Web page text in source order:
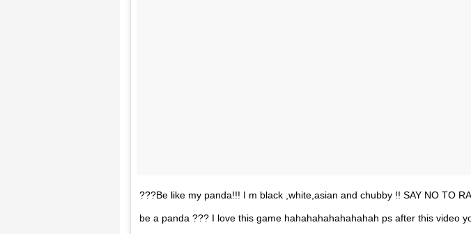
???Be like my panda!!! I m black ,white,asian and chubby !! SAY NO TO
be a panda ??? I love this game hahahahahahahahah ps after this video